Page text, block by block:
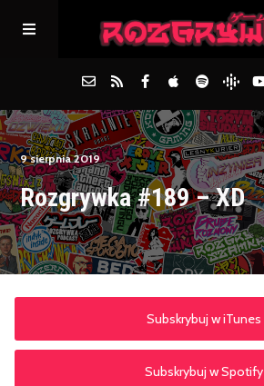
Główna
Archiwum
FAQs
9 sierpnia 2019
Rozgrywka #189 – XD
Subskrybuj w iTunes
Subskrybuj w Spotify